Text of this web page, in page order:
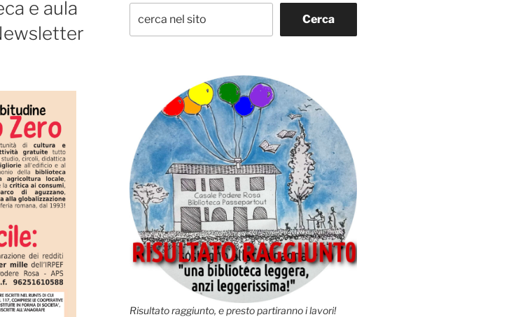
e aula
Cerca
Risultato raggiunto, e presto partiranno i lavori!